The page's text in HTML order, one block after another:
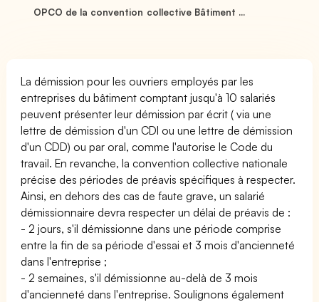
OPCO de la convention collective Bâtiment ...
La démission pour les ouvriers employés par les
entreprises du bâtiment comptant jusqu'à 10 salariés
peuvent présenter leur démission par écrit ( via une
lettre de démission d'un CDI ou une lettre de démission
d'un CDD) ou par oral, comme l'autorise le Code du
travail. En revanche, la convention collective nationale
précise des périodes de préavis spécifiques à respecter.
Ainsi, en dehors des cas de faute grave, un salarié
démissionnaire devra respecter un délai de préavis de :
- 2 jours, s'il démissionne dans une période comprise
entre la fin de sa période d'essai et 3 mois d'ancienneté
dans l'entreprise ;
- 2 semaines, s'il démissionne au-delà de 3 mois
d'ancienneté dans l'entreprise. Soulignons également